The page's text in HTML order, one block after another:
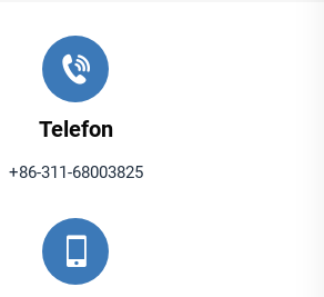
Telefon
+86-311-68003825